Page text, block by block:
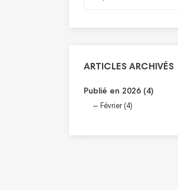
ARTICLES ARCHIVÉS
Publié en 2026 (4)
Février (4)